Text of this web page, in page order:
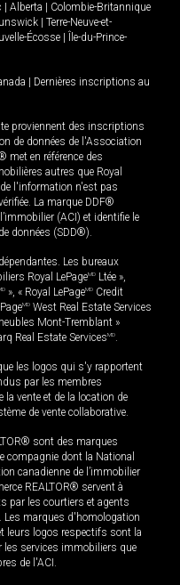
Alberta
Colombie-Britannique
Terre-Neuve-et-
Écosse
Île-du-Prince-
Dernières inscriptions au
proviennent des inscriptions
de données de l'Association
met en référence des
autres que Royal
l'information n'est pas
La marque DDF®
(ACI) et identifie le
données (SDD®).
Les bureaux
Royal LePageMD Ltée »,
», « Royal LePageMD Credit
MD West Real Estate Services
Mont-Tremblant »
Real Estate ServicesMD.
les logos qui s'y rapportent
par les membres
la vente et de la location de
de vente collaborative.
sont des marques
compagnie dont la National
canadienne de l’immobilier
REALTOR® servent à
par les courtiers et agents
Les marques d'homologation
leurs logos respectifs sont la
les services immobiliers que
de l'ACI.